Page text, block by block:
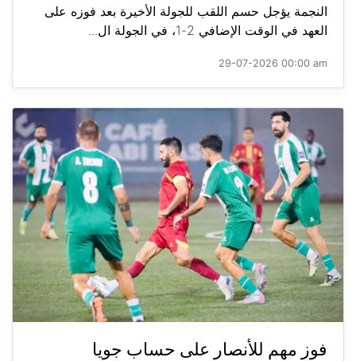
النجمة يؤجل حسم اللقب للجولة الأخيرة بعد فوزه على
العهد في الوقت الإضافي 2-1، في الجولة ال...
29-07-2026 00:00 am
فوز مهم للأنصار على حساب جويا